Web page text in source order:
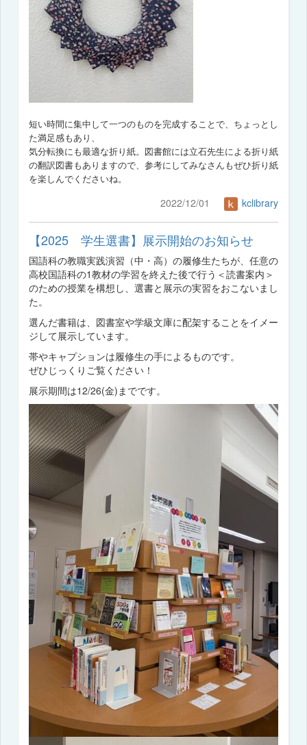
短い時間に集中して一つのものを完成することで、ちょっとし
た満足感もあり、
気分転換にも最適な折り紙。図書館には立石先生による折り紙
の翻訳図書もありますので、 参考にしてみなさんもぜひ折り紙
を楽しんでくださいね。
2022/12/01 kclibrary
【2025 学生選書】展示開始のお知らせ
国語科の教職実践演習（中・高）の履修生たちが、任意の
高校国語科の1教材の学習を終えた後で行う＜読書案内＞
のための授業を構想し、選書と展示の実習をおこないまし
た。
選んだ書籍は、図書室や学級文庫に配架することをイメー
ジして展示しています。
帯やキャプションは履修生の手によるものです。
ぜひじっくりご覧ください！
展示期間は12/26(金)までです。